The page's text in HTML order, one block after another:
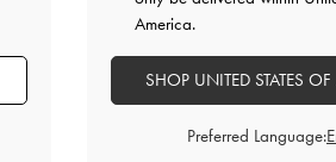
America.
SHOP UNITED STATES
Preferred Language: